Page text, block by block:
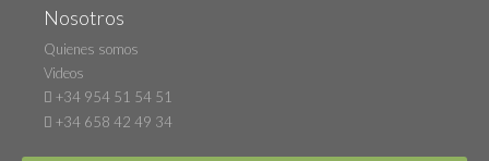
Nosotros
Quienes somos
Videos
+34 954 51 54 51
+34 658 42 49 34